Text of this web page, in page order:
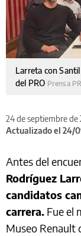
Larreta con
del PRO Prensa
24 de septiembre de
Actualizado el 24/
Antes del
Rodríguez
candidatos
carrera. Fue el
Museo Renault